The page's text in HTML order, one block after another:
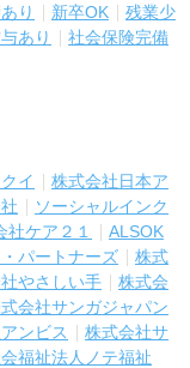
り 新卒OK
残業少
あり
社会保険完備
イ
株式会社日本ア
ソーシャルインク
社ケア２１
ALSOK
パートナーズ
株式
やさしい手
株式会
会社サンガジャパン
ンビス
株式会社サ
福祉法人ノテ福祉